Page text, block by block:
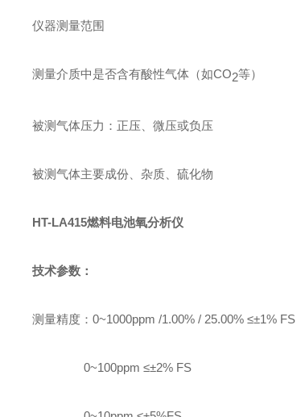
仪器测量范围
测量介质中是否含有酸性气体（如CO2等）
被测气体压力：正压、微压或负压
被测气体主要成份、杂质、硫化物
HT-LA415燃料电池氧分析仪
技术参数：
测量精度 ： 0~1000ppm /1.00% / 25.00% ≤±1% FS
0~100ppm ≤±2% FS